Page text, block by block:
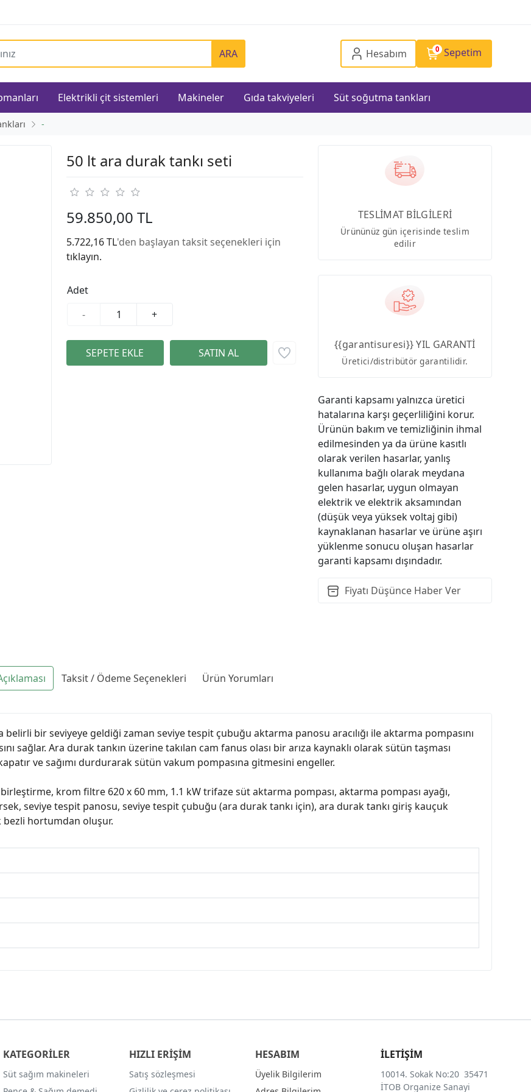
ARA Hesabım 0 Sepetim
Elektrikli çit sistemleri Makineler Gıda takviyeleri Süt soğutma tankları
-
50 lt ara durak tankı seti
59.850,00 TL
5.722,16 TL'den başlayan taksit seçenekleri için
tıklayın.
Adet
-
+
TESLİMAT BİLGİLERİ
Ürününüz gün içerisinde teslim
edilir
{{garantisuresi}} YIL GARANTİ
Üretici/distribütör garantilidir.
Garanti kapsamı yalnızca üretici
hatalarına karşı geçerliliğini korur.
Ürünün bakım ve temizliğinin ihmal
edilmesinden ya da ürüne kasıtlı
olarak verilen hasarlar, yanlış
kullanıma bağlı olarak meydana
gelen hasarlar, uygun olmayan
elektrik ve elektrik aksamından
(düşük veya yüksek voltaj gibi)
kaynaklanan hasarlar ve ürüne aşırı
yüklenme sonucu oluşan hasarlar
garanti kapsamı dışındadır.
Fiyatı Düşünce Haber Ver
Taksit / Ödeme Seçenekleri Ürün Yorumları
bir seviyeye geldiği zaman seviye tespit çubuğu aktarma panosu aracılığı ile aktarma pompasını
sağlar. Ara durak tankın üzerine takılan cam fanus olası bir arıza kaynaklı olarak sütün taşması
ve sağımı durdurarak sütün vakum pompasına gitmesini engeller.
krom filtre 620 x 60 mm, 1.1 kW trifaze süt aktarma pompası, aktarma pompası ayağı,
seviye tespit panosu, seviye tespit çubuğu (ara durak tankı için), ara durak tankı giriş kauçuk
bezli hortumdan oluşur.
KATEGORİLER
Süt sağım makineleri
HIZLI ERİŞİM
Satış sözleşmesi
HESABIM
Üyelik Bilgilerim
İLETİŞİM
10014. Sokak No:20 35471
İTOB Organize Sanayi